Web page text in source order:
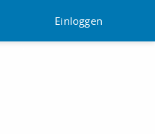
Einloggen